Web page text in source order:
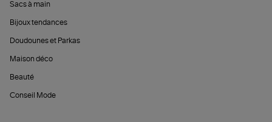
Sacs à main
Bijoux tendances
Doudounes et Parkas
Maison déco
Beauté
Conseil Mode